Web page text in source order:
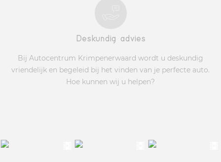
Deskundig advies
Bij Autocentrum Krimpenerwaard wordt u deskundig
vriendelijk en begeleid bij het vinden van je perfecte auto.
Hoe kunnen wij u helpen?